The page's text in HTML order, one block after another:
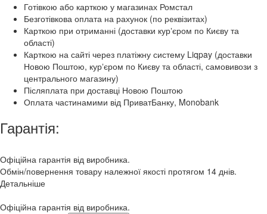
Готівкою або карткою у магазинах Ромстал
Безготівкова оплата на рахунок (по реквізитах)
Карткою при отриманні (доставки курʼєром по Києву та
області)
Карткою на сайті через платіжну систему Liqpay (доставки
Новою Поштою, курʼєром по Києву та області, самовивози з
центрального магазину)
Післяплата при доставці Новою Поштою
Оплата частинамими від ПриватБанку, Monobank
Гарантія:
Офіційна гарантія від виробника.
Обмін/повернення товару належної якості протягом 14 днів.
Детальніше
Офіційна гарантія від виробника.